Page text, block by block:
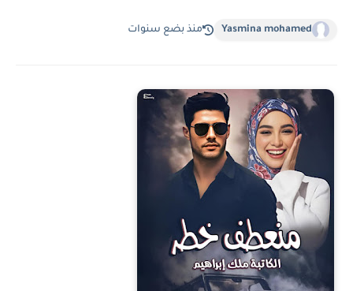
Yasmina mohamed منذ بضع سنوات